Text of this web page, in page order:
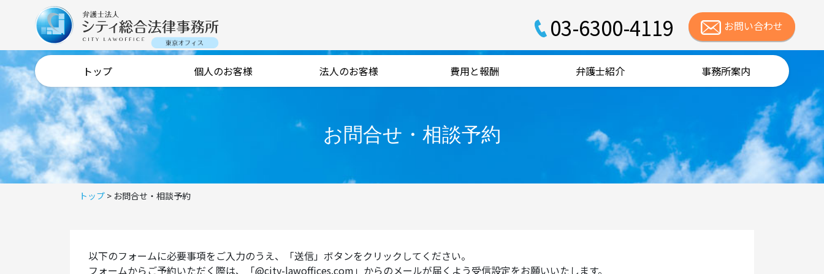
03-6300-4119 お問い合わせ
トップ 個人のお客様 法人のお客様 費用と報酬 弁護士紹介 事務所案内
お問合せ・相談予約
トップ > お問合せ・相談予約
以下のフォームに必要事項をご入力のうえ、「送信」ボタンをクリックしてください。
フォームからご予約いただく際は、「@city-lawoffices.com」からのメールが届くよう受信設定をお願いいたします。